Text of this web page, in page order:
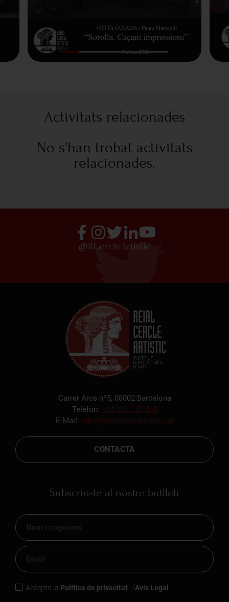
Activitats relacionades
No s'han trobat activitats
relacionades.
@RCercleArtistic
Carrer Arcs nº5, 08002 Barcelona
Telèfon: +34 933 187 866
E-Mail: info@reialcercleartistic.cat
CONTACTA
Subscriu-te al nostre butlletí
Accepto la Política de privacitat i l'Avís Legal